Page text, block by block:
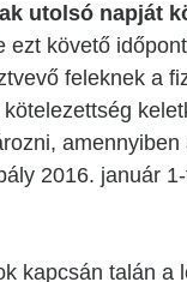
utolsó napját
ezt követő
feleknek a
2016. január
kapcsán talán a